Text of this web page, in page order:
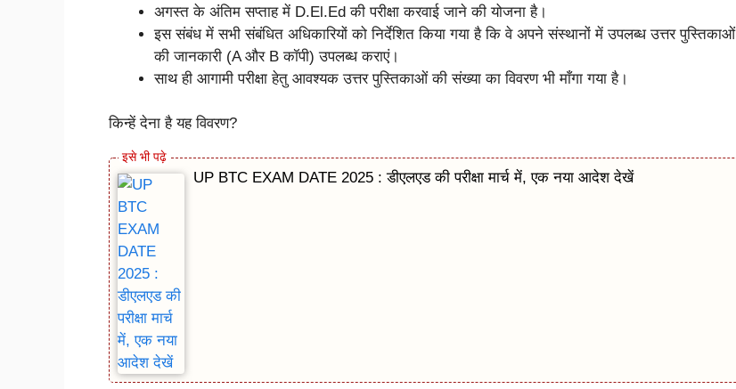
अगस्त के अंतिम सप्ताह में D.El.Ed की परीक्षा करवाई जाने की योजना है।
इस संबंध में सभी संबंधित अधिकारियों को निर्देशित किया गया है कि वे अपने संस्थानों में उपलब्ध उत्तर पुस्तिकाओं
की जानकारी (A और B कॉपी) उपलब्ध कराएं।
साथ ही आगामी परीक्षा हेतु आवश्यक उत्तर पुस्तिकाओं की संख्या का विवरण भी माँगा गया है।
किन्हें देना है यह विवरण?
UP BTC EXAM DATE 2025 : डीएलएड की परीक्षा मार्च में, एक नया आदेश देखें